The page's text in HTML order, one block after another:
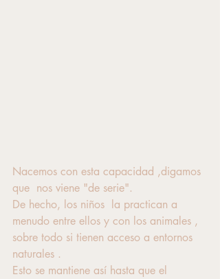
Nacemos con esta capacidad ,digamos
que  nos viene "de serie".
De hecho, los niños  la practican a
menudo entre ellos y con los animales ,
sobre todo si tienen acceso a entornos
naturales .
Esto se mantiene así hasta que el